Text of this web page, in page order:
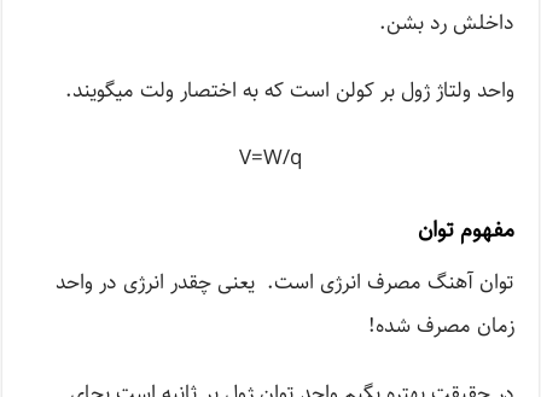
داخلش رد بشن.
واحد ولتاژ ژول بر کولن است که به اختصار ولت میگویند.
V=W/q
مفهوم توان
توان آهنگ مصرف انرژی است. یعنی چقدر انرژی در واحد
زمان مصرف شده!